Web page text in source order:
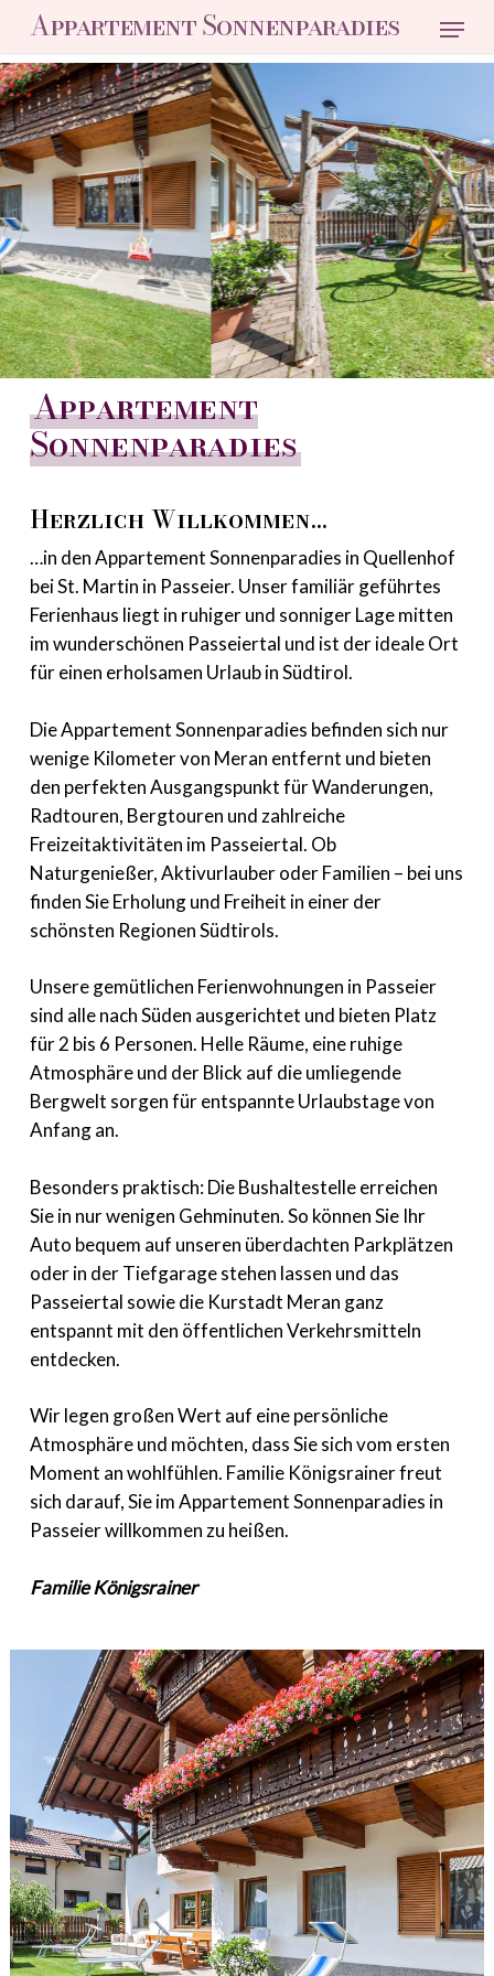
main
content
Appartement Sonnenparadies Menu
Appartement
Sonnenparadies
Herzlich Willkommen…
…in den Appartement Sonnenparadies in Quellenhof
bei St. Martin in Passeier. Unser familiär geführtes
Ferienhaus liegt in ruhiger und sonniger Lage mitten
im wunderschönen Passeiertal und ist der ideale Ort
für einen erholsamen Urlaub in Südtirol.
Die Appartement Sonnenparadies befinden sich nur
wenige Kilometer von Meran entfernt und bieten
den perfekten Ausgangspunkt für Wanderungen,
Radtouren, Bergtouren und zahlreiche
Freizeitaktivitäten im Passeiertal. Ob
Naturgenießer, Aktivurlauber oder Familien – bei uns
finden Sie Erholung und Freiheit in einer der
schönsten Regionen Südtirols.
Unsere gemütlichen Ferienwohnungen in Passeier
sind alle nach Süden ausgerichtet und bieten Platz
für 2 bis 6 Personen. Helle Räume, eine ruhige
Atmosphäre und der Blick auf die umliegende
Bergwelt sorgen für entspannte Urlaubstage von
Anfang an.
Besonders praktisch: Die Bushaltestelle erreichen
Sie in nur wenigen Gehminuten. So können Sie Ihr
Auto bequem auf unseren überdachten Parkplätzen
oder in der Tiefgarage stehen lassen und das
Passeiertal sowie die Kurstadt Meran ganz
entspannt mit den öffentlichen Verkehrsmitteln
entdecken.
Wir legen großen Wert auf eine persönliche
Atmosphäre und möchten, dass Sie sich vom ersten
Moment an wohlfühlen. Familie Königsrainer freut
sich darauf, Sie im Appartement Sonnenparadies in
Passeier willkommen zu heißen.
Familie Königsrainer